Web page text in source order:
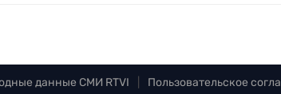
данные СМИ RTVI Пользовательское